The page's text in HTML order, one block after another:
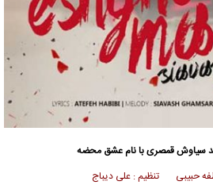
سیاوش قمصریبا نام عشق محضه
حبیبی تنظیم : علی دیباج